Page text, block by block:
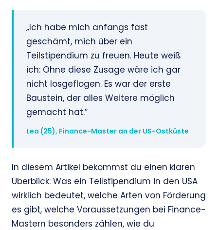
„Ich habe mich anfangs fast
geschämt, mich über ein
Teilstipendium zu freuen. Heute weiß
ich: Ohne diese Zusage wäre ich gar
nicht losgeflogen. Es war der erste
Baustein, der alles Weitere möglich
gemacht hat.”
Lea (25), Finance-Master an der US-Ostküste
In diesem Artikel bekommst du einen klaren
Überblick: Was ein Teilstipendium in den USA
wirklich bedeutet, welche Arten von Förderung
es gibt, welche Voraussetzungen bei Finance-
Mastern besonders zählen, wie du